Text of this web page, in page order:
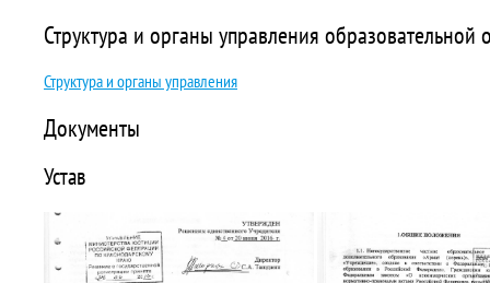
Структура и органы управления образовательной
Структура и органы управления
Документы
Устав